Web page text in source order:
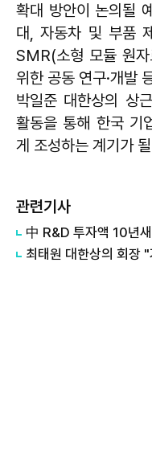
확대 방안이 논의될
대, 자동차 및 부품
SMR(소형 모듈 원
위한 공동 연구·개발
박일준 대한상의 상
활동을 통해 한국 기
게 조성하는 계기가
관련기사
中 R&D 투자액 10년